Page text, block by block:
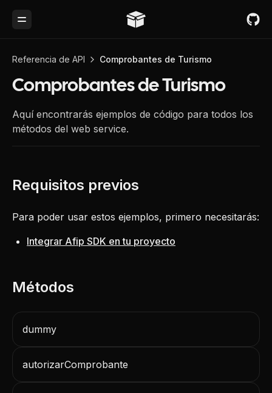
Toggle Menu
Referencia de API Comprobantes de Turismo
Comprobantes de Turismo
Aquí encontrarás ejemplos de código para todos los
métodos del web service.
Para poder usar estos ejemplos, primero necesitarás:
Integrar Afip SDK en tu proyecto
dummy
autorizarComprobante